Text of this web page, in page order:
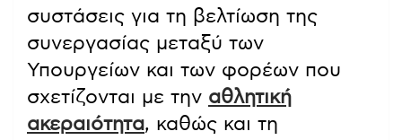
συστάσεις για τη βελτίωση της
συνεργασίας μεταξύ των
Υπουργείων και των φορέων που
σχετίζονται με την αθλητική
ακεραιότητα, καθώς και τη